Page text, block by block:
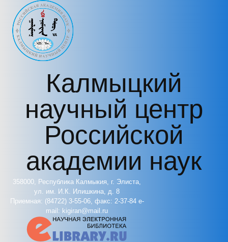
Перейти к основному содержанию
Калмыцкий
научный центр
Российской
академии наук
358000, Республика Калмыкия, г. Элиста,
ул. им. И.К. Илишкина, д. 8
Приемная: (84722) 3-55-06, факс: 2-37-84 e-
mail: kigiran@mail.ru